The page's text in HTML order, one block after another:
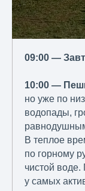
09:00 —
10:00 —
но уже по
водопады,
В теплое
по горному
чистой
у самых